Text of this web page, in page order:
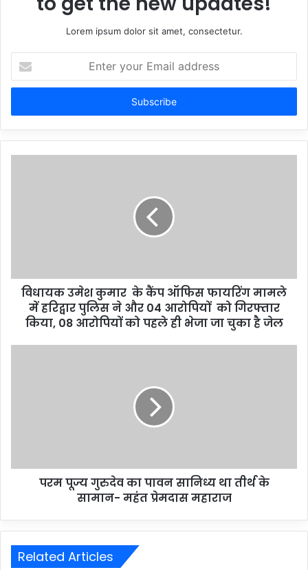
Lorem ipsum dolor sit amet, consectetur.
your
Email
विधायक उमेश कुमार के कैंप ऑफिस फायरिंग मामले
में हरिद्वार पुलिस ने और 04 आरोपियों को गिरफ्तार
किया, 08 आरोपियों को पहले ही भेजा जा चुका है जेल
परम पूज्य गुरुदेव का पावन सानिध्य था तीर्थ के
सामान- महंत प्रेमदास महाराज
Related Articles